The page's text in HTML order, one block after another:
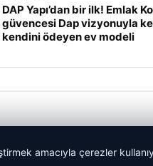
DAP Yapı’dan bir ilk! Emlak
güvencesi Dap vizyonuyla
kendini ödeyen ev modeli
amacıyla çerezler